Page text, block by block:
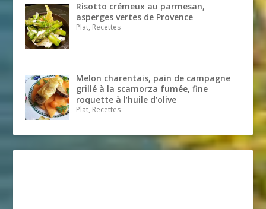
Risotto crémeux au parmesan,
asperges vertes de Provence
Plat, Recettes
Melon charentais, pain de campagne
grillé à la scamorza fumée, fine
roquette à l’huile d’olive
Plat, Recettes